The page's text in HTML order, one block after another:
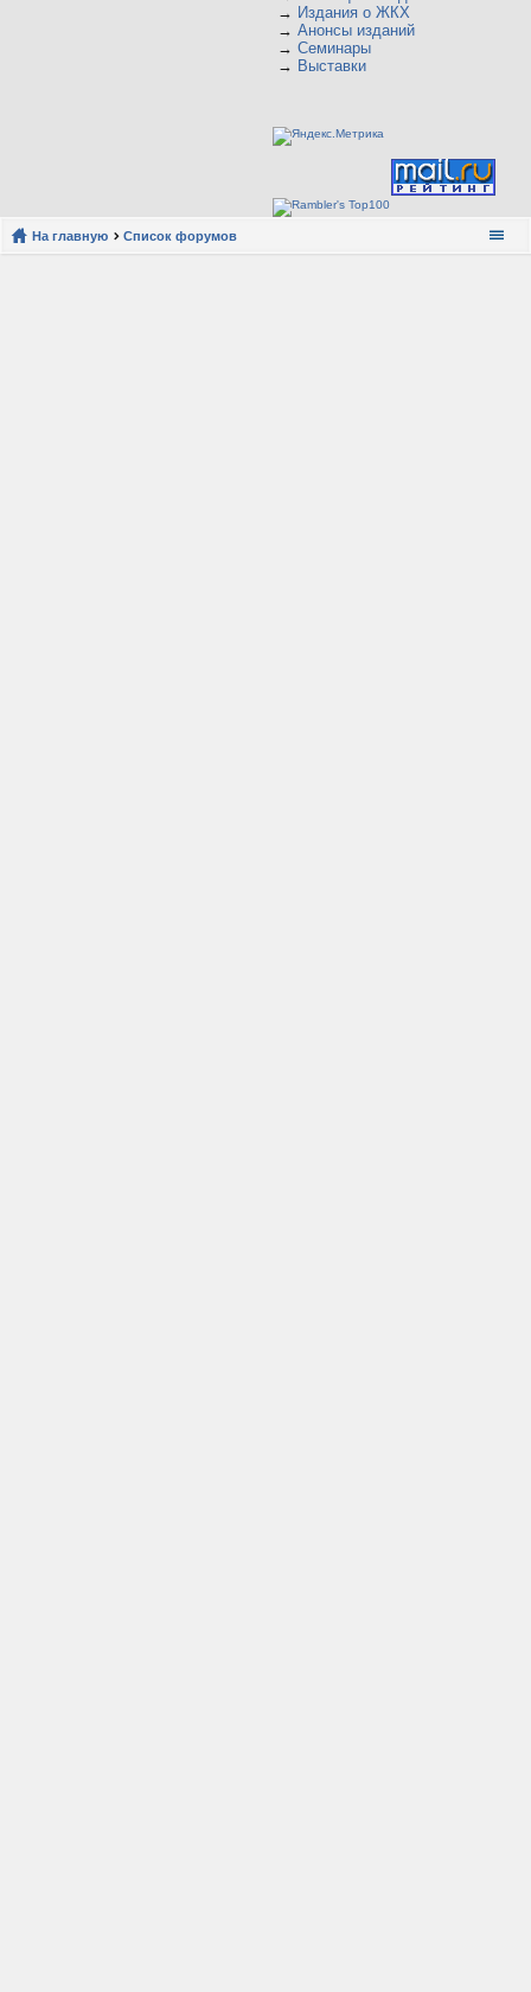
→ Издания о ЖКХ
→ Анонсы изданий
→ Семинары
→ Выставки
На главную Список форумов